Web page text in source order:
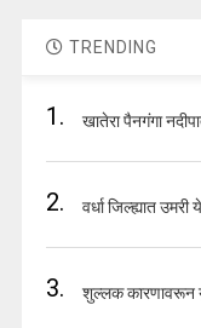
TRENDING
1. खातेरा पैनगंगा
2. वर्धा जिल्ह्यात
3. शुल्लक कारणावरून